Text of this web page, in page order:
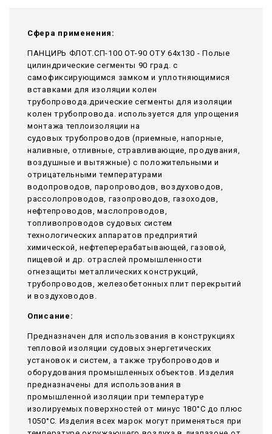
Сфера применения:
ПАНЦИРЬ ФЛОТ.СП-100 ОТ-90 ОТУ 64x130 - Полые
цилиндрические сегменты 90 град. с
самофиксирующимся замком и уплотняющимися
вставками для изоляции колен
трубопровода.дрические сегменты для изоляции
колен трубопровода. используется для упрощения
монтажа теплоизоляции на
судовых трубопроводов (приемные, напорные,
наливные, отливные, стравливающие, продувания,
воздушные и вытяжные) с положительными и
отрицательными температурами
водопроводов, паропроводов, воздуховодов,
рассолопроводов, газопроводов, газоходов,
нефтепроводов, маслопроводов,
топливопроводов судовых систем
технологических аппаратов предприятий
химической, нефтеперерабатывающей, газовой,
пищевой и др. отраслей промышленности
огнезащиты металлических конструкций,
трубопроводов, железобетонных плит перекрытий
и воздуховодов.
Описание:
Предназначен для использования в конструкциях
тепловой изоляции судовых энергетических
установок и систем, а также трубопроводов и
оборудования промышленных объектов. Изделия
предназначены для использования в
промышленной изоляции при температуре
изолируемых поверхностей от минус 180°С до плюс
1050°С. Изделия всех марок могут применяться при